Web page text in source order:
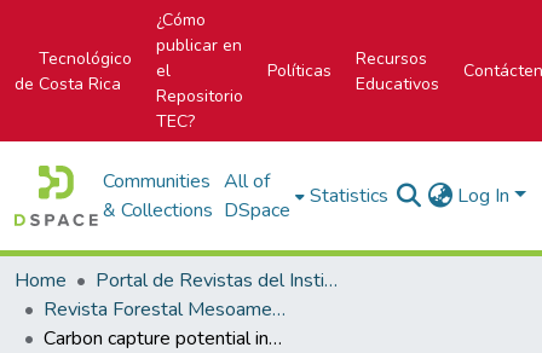
Tecnológico
de Costa Rica
¿Cómo
publicar en
el
Repositorio
TEC?
Políticas
Recursos
Educativos
Communities
& Collections
All of
DSpace
Statistics Log In
Home
Portal de Revistas del Instituto Tecnológico de Costa Rica
Revista Forestal Mesoamericana Kurú
Carbon capture potential in mixed plantations with Araucaria hunsteinii K. Schum. in the Atlantic Zone, Costa Rica